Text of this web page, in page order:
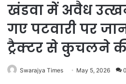
खंडवा में अवैध
गए पटवारी पर
ट्रैक्टर से कुचलने
Swarajya Times May 5, 2026 0